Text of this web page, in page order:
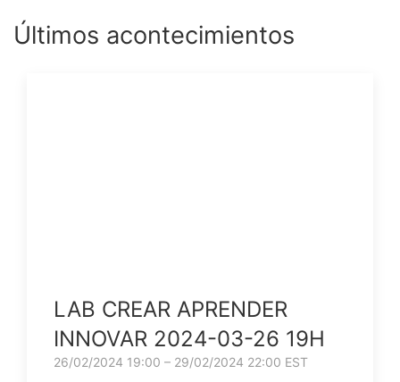
Últimos acontecimientos
LAB CREAR APRENDER
INNOVAR 2024-03-26 19H
26/02/2024 19:00 – 29/02/2024 22:00 EST